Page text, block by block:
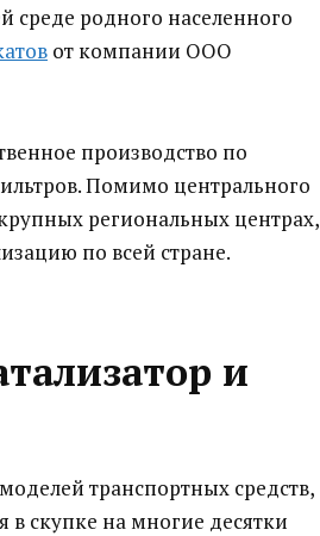
среде родного населенного
от компании ООО
производство по
Помимо центрального
региональных центрах,
по всей стране.
и
транспортных средств,
в скупке на многие десятки